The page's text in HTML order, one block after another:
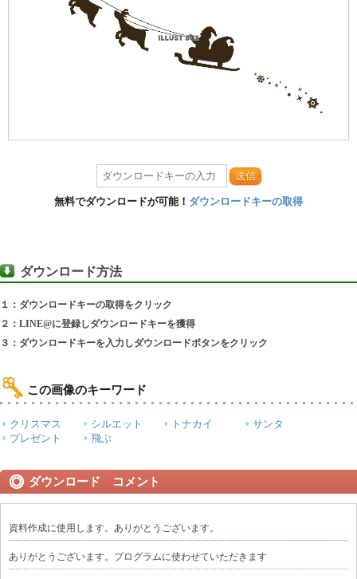
送信
無料でダウンロードが可能！ ダウンロードキーの取得
ダウンロード方法
１：ダウンロードキーの取得をクリック
２：LINE@に登録しダウンロードキーを獲得
３：ダウンロードキーを入力しダウンロードボタンをクリック
この画像のキーワード
クリスマス シルエット トナカイ
サンタ
プレゼント
飛ぶ
ダウンロード コメント
資料作成に使用します。ありがとうございます。
ありがとうございます。プログラムに使わせていただきます